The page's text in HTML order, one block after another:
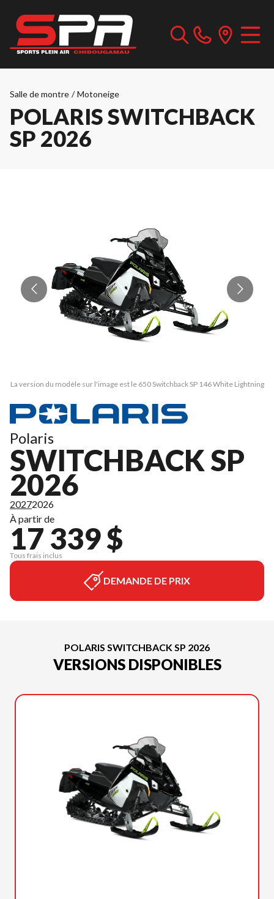
Salle de montre / Motoneige
POLARIS SWITCHBACK
SP 2026
La version du modèle sur l'image est le 650 Switchback SP 146 White Lightning
Polaris
SWITCHBACK SP
2026
20272026
À partir de
17 339 $
Tous frais inclus
DEMANDE DE PRIX
POLARIS SWITCHBACK SP 2026
VERSIONS DISPONIBLES